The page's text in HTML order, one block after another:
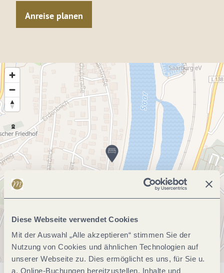
Diese Webseite verwendet Cookies
Mit der Auswahl „Alle akzeptieren“ stimmen Sie der
Nutzung von Cookies und ähnlichen Technologien auf
unserer Webseite zu. Dies ermöglicht es uns, für Sie u.
a. Online-Buchungen bereitzustellen, Inhalte und
Anreise planen